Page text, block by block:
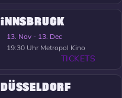
INNSBRUCK
13. Nov - 13. Dec
19:30 Uhr Metropol Kino
TICKETS
DÜSSELDORF